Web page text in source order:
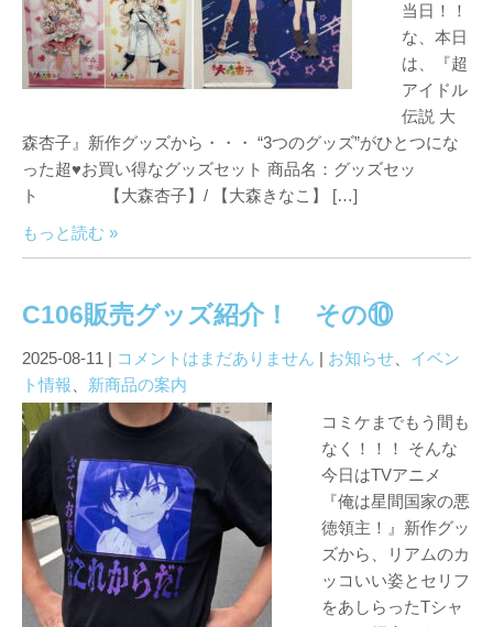
当日！！
な、本日
は、『超
アイドル
伝説 大
森杏子』新作グッズから・・・ “3つのグッズ”がひとつにな
った超♥お買い得なグッズセット 商品名：グッズセッ
ト 【大森杏子】/ 【大森きなこ】 […]
もっと読む »
C106販売グッズ紹介！ その⑩
2025-08-11 | コメントはまだありません | お知らせ
イベン
ト情報
新商品の案内
コミケまでもう間も
なく！！！ そんな
今日はTVアニメ
『俺は星間国家の悪
徳領主！』新作グッ
ズから、リアムのカ
ッコいい姿とセリフ
をあしらったTシャ